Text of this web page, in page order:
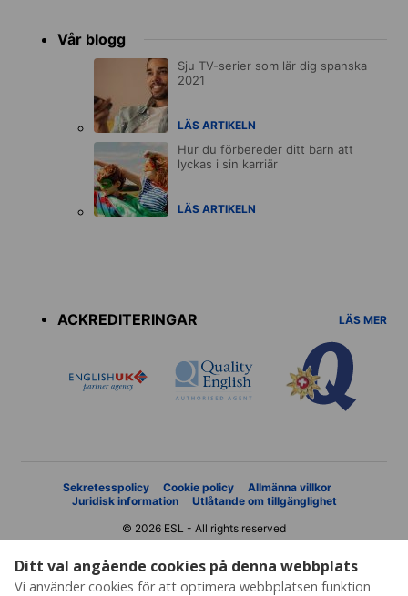
Ditt val angående cookies på denna webbplats
Vi använder cookies för att optimera webbplatsen funktion
Vår blogg
Sju TV-serier som lär dig spanska
2021
LÄS ARTIKELN
Hur du förbereder ditt barn att
lyckas i sin karriär
LÄS ARTIKELN
ACKREDITERINGAR
LÄS MER
Sekretesspolicy Cookie policy
Allmänna villkor
Juridisk information
Utlåtande om tillgänglighet
© 2026 ESL - All rights reserved